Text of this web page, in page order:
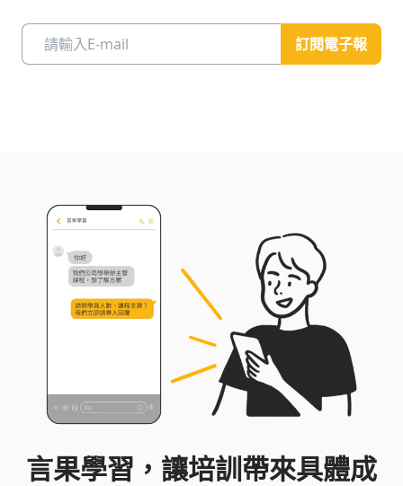
訂閱電子報
言果學習，讓培訓帶來具體成